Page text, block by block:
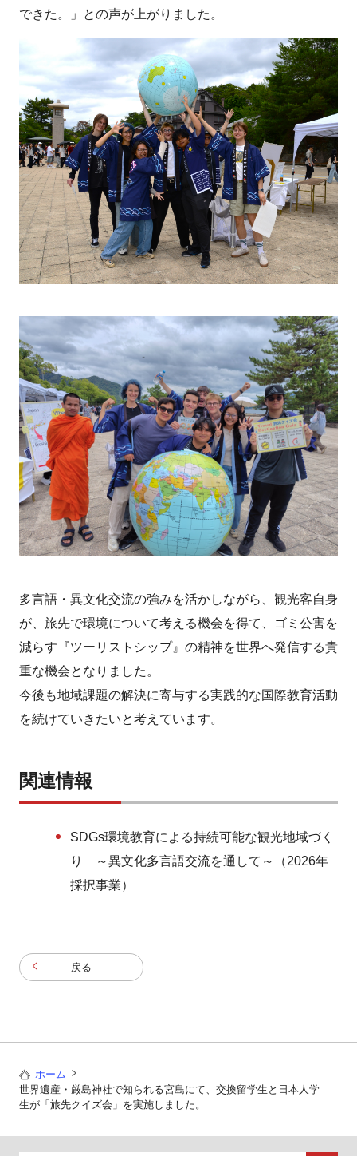
できた。」との声が上がりました。
多言語・異文化交流の強みを活かしながら、観光客自身
が、旅先で環境について考える機会を得て、ゴミ公害を
減らす『ツーリストシップ』の精神を世界へ発信する貴
重な機会となりました。
今後も地域課題の解決に寄与する実践的な国際教育活動
を続けていきたいと考えています。
関連情報
SDGs環境教育による持続可能な観光地域づく
り ～異文化多言語交流を通して～（2026年
採択事業）
戻る
ホーム
世界遺産・厳島神社で知られる宮島にて、交換留学生と日本人学
生が「旅先クイズ会」を実施しました。